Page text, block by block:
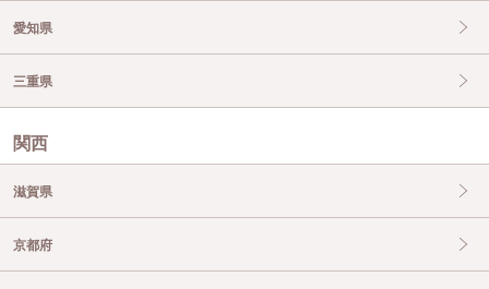
愛知県
三重県
関西
滋賀県
京都府